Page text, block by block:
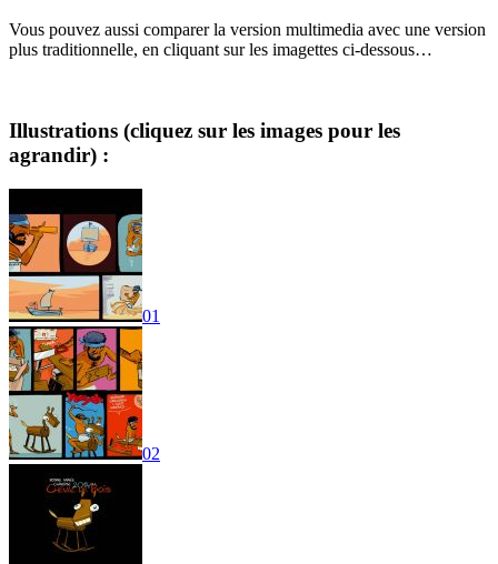
Vous pouvez aussi comparer la version multimedia avec une version
plus traditionnelle, en cliquant sur les imagettes ci-dessous…
Illustrations (cliquez sur les images pour les
agrandir) :
01
02